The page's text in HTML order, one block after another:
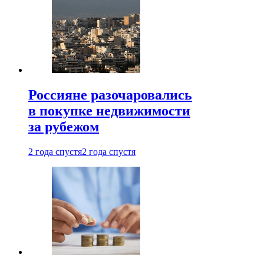
Россияне разочаровались
в покупке недвижимости
за рубежом
2 года спустя2 года спустя